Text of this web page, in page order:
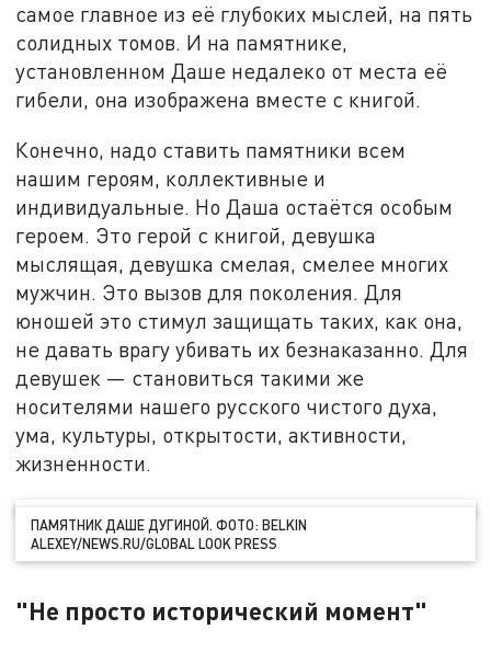
самое главное из её глубоких мыслей, на пять
солидных томов. И на памятнике,
установленном Даше недалеко от места её
гибели, она изображена вместе с книгой.
Конечно, надо ставить памятники всем
нашим героям, коллективные и
индивидуальные. Но Даша остаётся особым
героем. Это герой с книгой, девушка
мыслящая, девушка смелая, смелее многих
мужчин. Это вызов для поколения. Для
юношей это стимул защищать таких, как она,
не давать врагу убивать их безнаказанно. Для
девушек — становиться такими же
носителями нашего русского чистого духа,
ума, культуры, открытости, активности,
жизненности.
ПАМЯТНИК ДАШЕ ДУГИНОЙ. ФОТО: BELKIN
ALEXEY/NEWS.RU/GLOBAL LOOK PRESS
"Не просто исторический момент"